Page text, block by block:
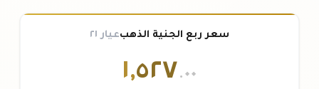
سعر ربع الجنية الذهبعيار ٢١
١,٥٢٧ .٠٠